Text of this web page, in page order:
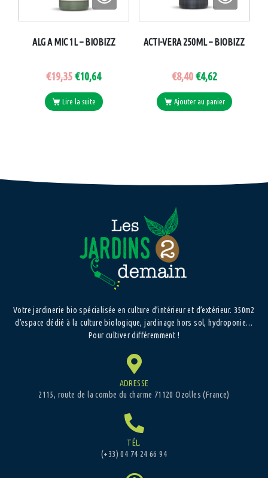
ALG A MIC 1L – BIOBIZZ
€19,35€10,64
Lire la suite
ACTI-VERA 250ML – BIOBIZZ
€8,40€4,62
Ajouter au panier
Votre jardinerie bio spécialisée en culture d’intérieur et d’extérieur. 350m2
d’espace dédié à la culture biologique, jardinage hors sol, hydroponie…
Pour cultiver différemment !
ADRESSE
2115, route de la combe du charme 71120 Ozolles (France)
TÉL.
(+33) 04 74 24 66 94